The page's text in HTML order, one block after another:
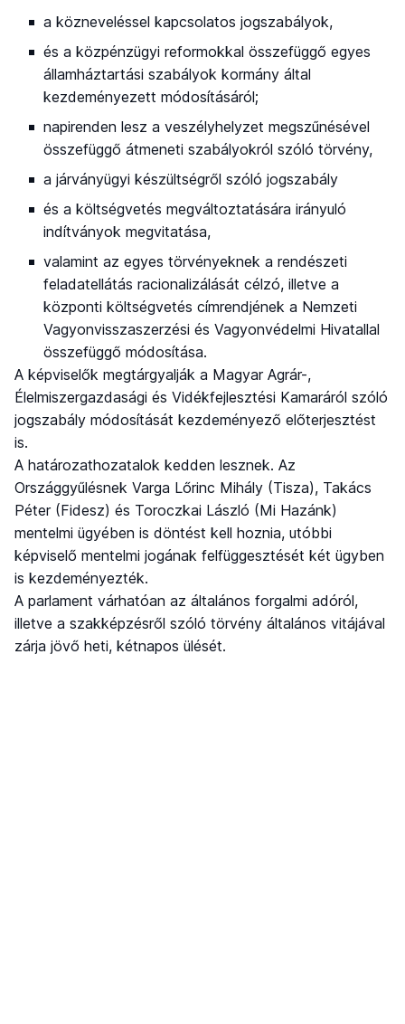
a közneveléssel kapcsolatos jogszabályok,
és a közpénzügyi reformokkal összefüggő egyes
államháztartási szabályok kormány által
kezdeményezett módosításáról;
napirenden lesz a veszélyhelyzet megszűnésével
összefüggő átmeneti szabályokról szóló törvény,
a járványügyi készültségről szóló jogszabály
és a költségvetés megváltoztatására irányuló
indítványok megvitatása,
valamint az egyes törvényeknek a rendészeti
feladatellátás racionalizálását célzó, illetve a
központi költségvetés címrendjének a Nemzeti
Vagyonvisszaszerzési és Vagyonvédelmi Hivatallal
összefüggő módosítása.
A képviselők megtárgyalják a Magyar Agrár-,
Élelmiszergazdasági és Vidékfejlesztési Kamaráról szóló
jogszabály módosítását kezdeményező előterjesztést
is.
A határozathozatalok kedden lesznek. Az
Országgyűlésnek Varga Lőrinc Mihály (Tisza), Takács
Péter (Fidesz) és Toroczkai László (Mi Hazánk)
mentelmi ügyében is döntést kell hoznia, utóbbi
képviselő mentelmi jogának felfüggesztését két ügyben
is kezdeményezték.
A parlament várhatóan az általános forgalmi adóról,
illetve a szakképzésről szóló törvény általános vitájával
zárja jövő heti, kétnapos ülését.